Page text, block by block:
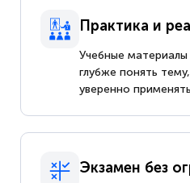
Практика и
Учебные
глубже понять
уверенно
Экзамен без